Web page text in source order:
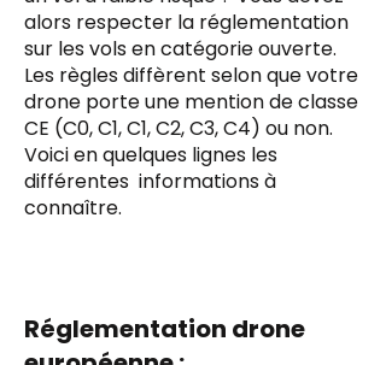
alors respecter la réglementation
sur les vols en catégorie ouverte.
Les règles diffèrent selon que votre
drone porte une mention de classe
CE (C0, C1, C1, C2, C3, C4) ou non.
Voici en quelques lignes les
différentes informations à
connaître.
Réglementation drone